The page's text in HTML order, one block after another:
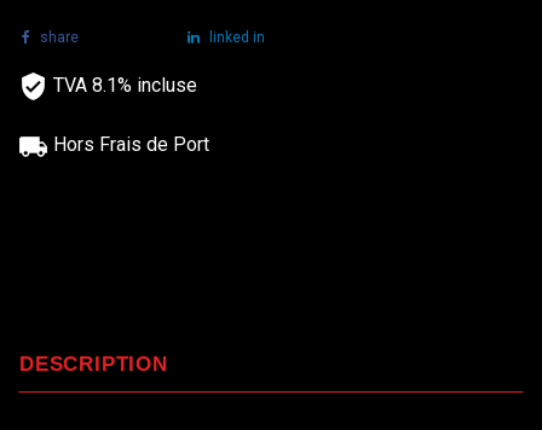
share linked in
TVA 8.1% incluse
Hors Frais de Port
DESCRIPTION